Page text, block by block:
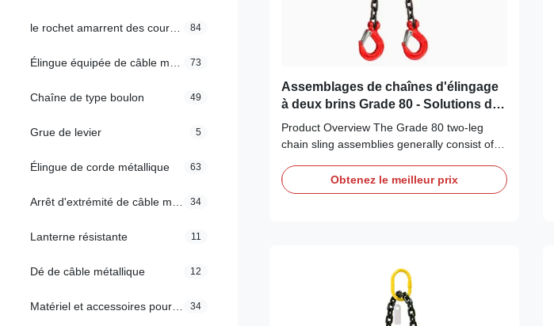
84
73
Chaîne de type boulon 49
Grue de levier 5
Élingue de corde métallique 63
34
Lanterne résistante 11
Dé de câble métallique 12
34
Assemblages de chaînes d'élingage
à deux brins Grade 80 - Solutions de
levage robustes
Product Overview The Grade 80 two-leg
chain sling assemblies generally consist of a
Clevis Grab Hook for leg length adjustment
joined with a Chain Connector, and a Clevis
Obtenez le meilleur prix